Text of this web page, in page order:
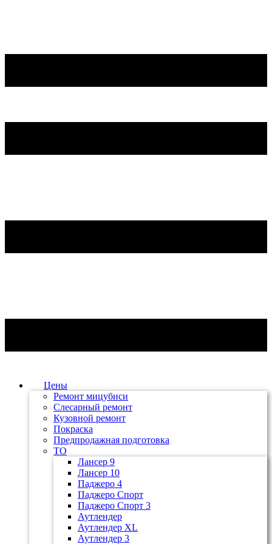
Цены
Ремонт мицубиси
Слесарный ремонт
Кузовной ремонт
Покраска
Предпродажная подготовка
ТО
Лансер 9
Лансер 10
Паджеро 4
Паджеро Спорт
Паджеро Спорт 3
Аутлендер
Аутлендер ХL
Аутлендер 3